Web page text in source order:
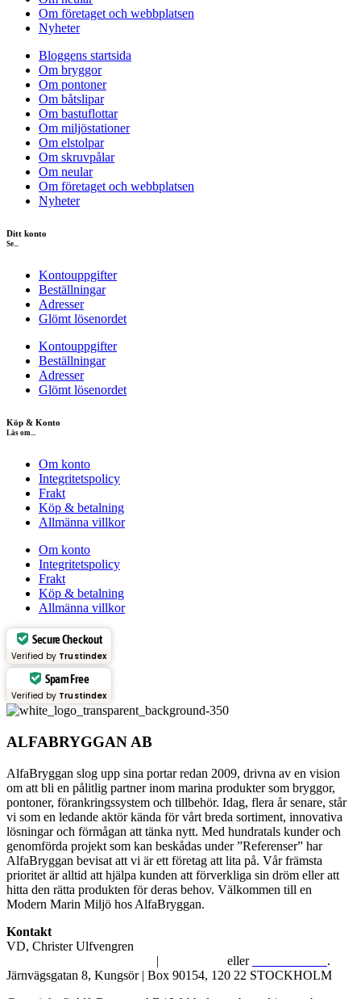
Om företaget och webbplatsen
Nyheter
Bloggens startsida
Om bryggor
Om pontoner
Om båtslipar
Om bastuflottar
Om miljöstationer
Om elstolpar
Om skruvpålar
Om neular
Om företaget och webbplatsen
Nyheter
Ditt konto
Se...
Kontouppgifter
Beställningar
Adresser
Glömt lösenordet
Kontouppgifter
Beställningar
Adresser
Glömt lösenordet
Köp & Konto
Läs om...
Om konto
Integritetspolicy
Frakt
Köp & betalning
Allmänna villkor
Om konto
Integritetspolicy
Frakt
Köp & betalning
Allmänna villkor
Secure Checkout
Verified by Trustindex
Spam Free
Verified by Trustindex
ALFABRYGGAN AB
AlfaBryggan slog upp sina portar redan 2009, drivna av en vision
om att bli en pålitlig partner inom marina produkter som bryggor,
pontoner, förankringssystem och tillbehör. Idag, flera år senare, står
vi som en ledande aktör kända för vårt breda sortiment, innovativa
lösningar och förmågan att tänka nytt. Med hundratals kunder och
genomförda projekt som kan beskådas under ”Referenser” har
AlfaBryggan bevisat att vi är ett företag att lita på. Vår främsta
prioritet är alltid att hjälpa kunden att förverkliga sin dröm eller att
hitta den rätta produkten för deras behov. Välkommen till en
Modern Marin Miljö hos AlfaBryggan.
Kontakt
VD, Christer Ulfvengren
| eller
.
Järnvägsgatan 8, Kungsör | Box 90154, 120 22 STOCKHOLM